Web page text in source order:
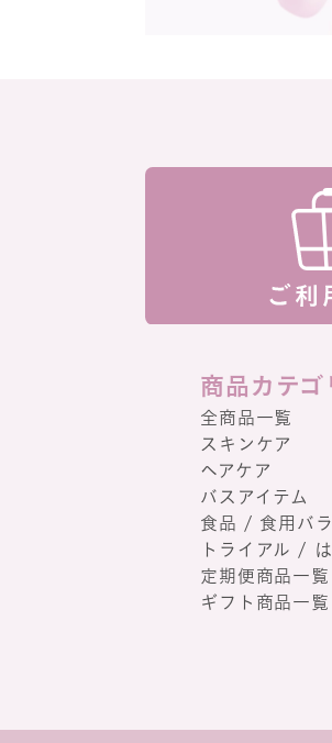
商品カテゴ
全商品一覧
スキンケア
ヘアケア
バスアイテム
食品 / 食用バラ
トライアル /
定期便商品一覧
ギフト商品一覧